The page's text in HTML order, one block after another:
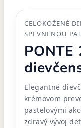
CELOKOŽENÉ
SPEVNENOU
PONTE
Elegantné
krémovom
pastelovými
zdravý vývoj